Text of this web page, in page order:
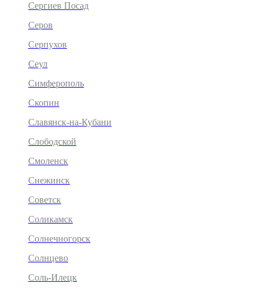
Сергиев Посад
Серов
Серпухов
Сеул
Симферополь
Скопин
Славянск-на-Кубани
Слободской
Смоленск
Снежинск
Советск
Соликамск
Солнечногорск
Солнцево
Соль-Илецк